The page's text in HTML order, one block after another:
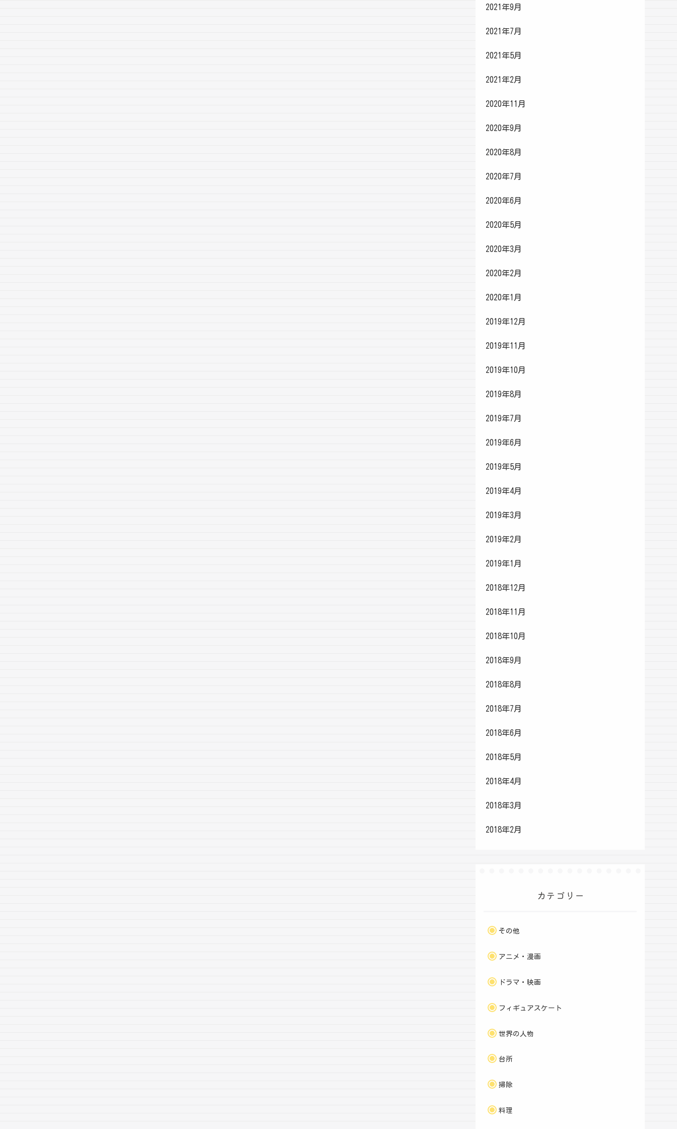
2021年9月
2021年7月
2021年5月
2021年2月
2020年11月
2020年9月
2020年8月
2020年7月
2020年6月
2020年5月
2020年3月
2020年2月
2020年1月
2019年12月
2019年11月
2019年10月
2019年8月
2019年7月
2019年6月
2019年5月
2019年4月
2019年3月
2019年2月
2019年1月
2018年12月
2018年11月
2018年10月
2018年9月
2018年8月
2018年7月
2018年6月
2018年5月
2018年4月
2018年3月
2018年2月
カテゴリー
その他
アニメ・漫画
ドラマ・映画
フィギュアスケート
世界の人物
台所
掃除
料理